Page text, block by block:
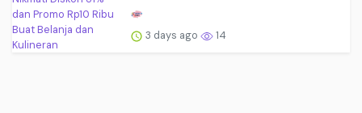
3 days ago 14